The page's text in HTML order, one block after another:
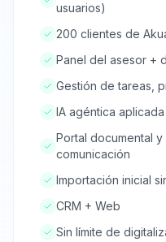
usuarios)
200 clientes de
Panel del asesor +
Gestión de tareas,
IA agéntica
Portal documental
comunicación
Importación inicial
CRM + Web
Sin límite de